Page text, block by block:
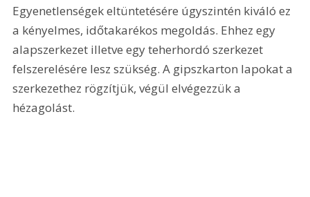
Egyenetlenségek eltüntetésére úgyszintén kiváló ez
a kényelmes, időtakarékos megoldás. Ehhez egy
alapszerkezet illetve egy teherhordó szerkezet
felszerelésére lesz szükség. A gipszkarton lapokat a
szerkezethez rögzítjük, végül elvégezzük a
hézagolást.